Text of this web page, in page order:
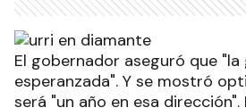
El gobernador aseguró que
esperanzada". Y se mostró
será "un año en esa dirección".